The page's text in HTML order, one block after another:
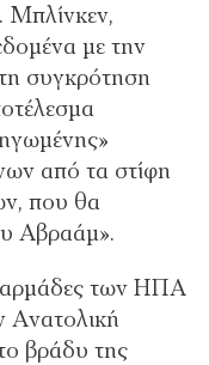
Μπλίνκεν,
με την
συγκρότηση
από τα στίφη
που θα
Αβραάμ».
αρμάδες των ΗΠΑ
Ανατολική
βράδυ της